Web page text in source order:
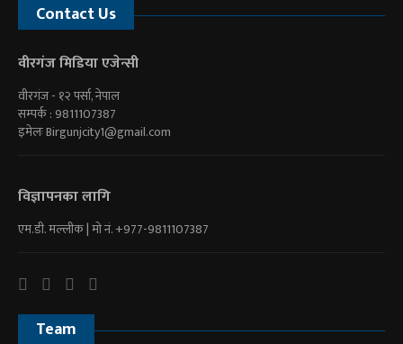
Contact Us
वीरगंज मिडिया एजेन्सी
वीरगंज - १२ पर्सा, नेपाल
सम्पर्क : 9811107387
इमेलःBirgunjcity1@gmail.com
विज्ञापनका लागि
एम.डी. मल्लीक | माे नं. +977-9811107387
Team